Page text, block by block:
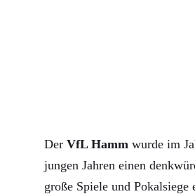
Der VfL Hamm wurde im
jungen Jahren einen
große Spiele und